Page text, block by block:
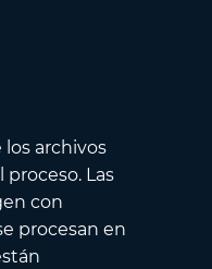
archivos
Las
con
procesan en